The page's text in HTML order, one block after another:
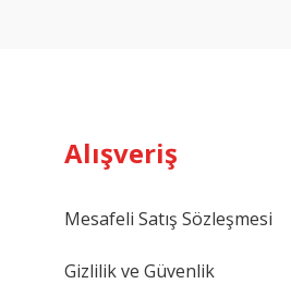
Alışveriş
Mesafeli Satış Sözleşmesi
Gizlilik ve Güvenlik